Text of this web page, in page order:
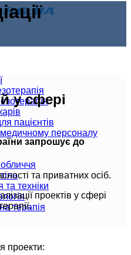
пацієнтів
персоналу
техніки
терапія
у сфері
запрошує до
та приватних осіб.
проектів у сфері
проекти: